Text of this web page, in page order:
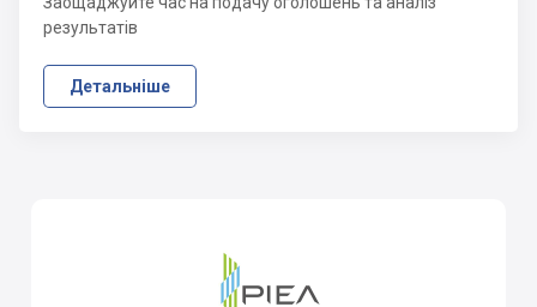
результатів
Детальніше